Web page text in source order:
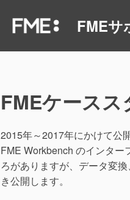
FMEサ
FMEケース
2015年～2017年にかけて公
FME Workbench のインター
ろがありますが、データ変
き公開します。